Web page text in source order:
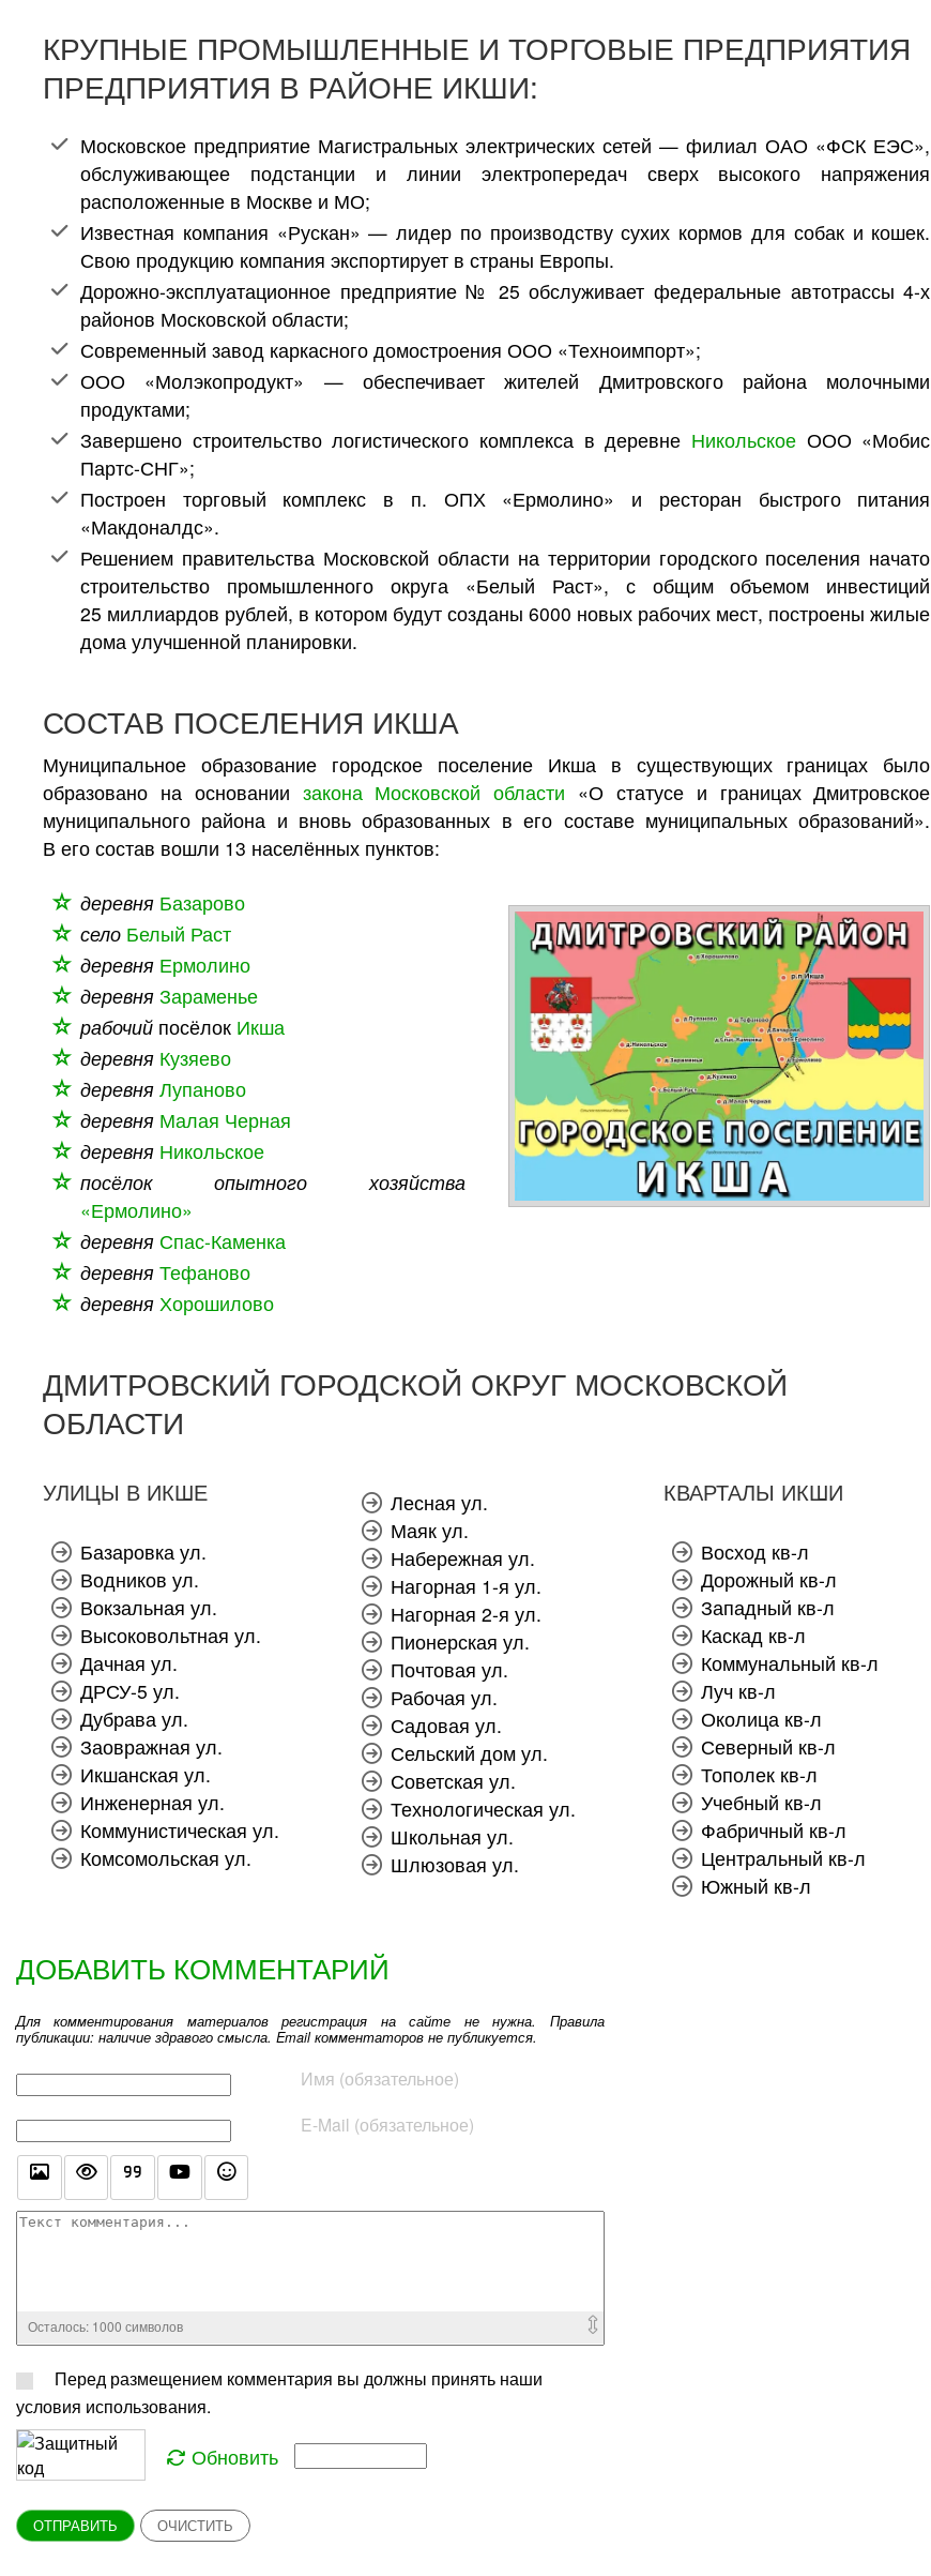
КРУПНЫЕ ПРОМЫШЛЕННЫЕ И ТОРГОВЫЕ ПРЕДПРИЯТИЯ
ПРЕДПРИЯТИЯ В РАЙОНЕ ИКШИ:
Московское предприятие Магистральных электрических сетей — филиал ОАО «ФСК ЕЭС»,
обслуживающее подстанции и линии электропередач сверх высокого напряжения
расположенные в Москве и МО;
Известная компания «Рускан» — лидер по производству сухих кормов для собак и кошек.
Свою продукцию компания экспортирует в страны Европы.
Дорожно-эксплуатационное предприятие № 25 обслуживает федеральные автотрассы 4-х
районов Московской области;
Современный завод каркасного домостроения ООО «Техноимпорт»;
ООО «Молэкопродукт» — обеспечивает жителей Дмитровского района молочными
продуктами;
Завершено строительство логистического комплекса в деревне Никольское ООО «Мобис
Партс-СНГ»;
Построен торговый комплекс в п. ОПХ «Ермолино» и ресторан быстрого питания
«Макдоналдс».
Решением правительства Московской области на территории городского поселения начато
строительство промышленного округа «Белый Раст», с общим объемом инвестиций
25 миллиардов рублей, в котором будут созданы 6000 новых рабочих мест, построены жилые
дома улучшенной планировки.
СОСТАВ ПОСЕЛЕНИЯ ИКША
Муниципальное образование городское поселение Икша в существующих границах было
образовано на основании закона Московской области «О статусе и границах Дмитровское
муниципального района и вновь образованных в его составе муниципальных образований».
В его состав вошли 13 населённых пунктов:
деревня Базарово
село Белый Раст
деревня Ермолино
деревня Зараменье
рабочий посёлок Икша
деревня Кузяево
деревня Лупаново
деревня Малая Черная
деревня Никольское
посёлок опытного хозяйства
«Ермолино»
деревня Спас-Каменка
деревня Тефаново
деревня Хорошилово
ДМИТРОВСКИЙ ГОРОДСКОЙ ОКРУГ МОСКОВСКОЙ
ОБЛАСТИ
УЛИЦЫ В ИКШЕ
Базаровка ул.
Водников ул.
Вокзальная ул.
Высоковольтная ул.
Дачная ул.
ДРСУ-5 ул.
Дубрава ул.
Заовражная ул.
Икшанская ул.
Инженерная ул.
Коммунистическая ул.
Комсомольская ул.
Лесная ул.
Маяк ул.
Набережная ул.
Нагорная 1-я ул.
Нагорная 2-я ул.
Пионерская ул.
Почтовая ул.
Рабочая ул.
Садовая ул.
Сельский дом ул.
Советская ул.
Технологическая ул.
Школьная ул.
Шлюзовая ул.
КВАРТАЛЫ ИКШИ
Восход кв-л
Дорожный кв-л
Западный кв-л
Каскад кв-л
Коммунальный кв-л
Луч кв-л
Околица кв-л
Северный кв-л
Тополек кв-л
Учебный кв-л
Фабричный кв-л
Центральный кв-л
Южный кв-л
ДОБАВИТЬ КОММЕНТАРИЙ
Для комментирования материалов регистрация на сайте не нужна. Правила
публикации: наличие здравого смысла. Email комментаторов не публикуется.
Имя (обязательное)
E-Mail (обязательное)
Текст комментария
Осталось: 1000 символов
Перед размещением комментария вы должны принять наши
условия использования.
Обновить
ОТПРАВИТЬ ОЧИСТИТЬ